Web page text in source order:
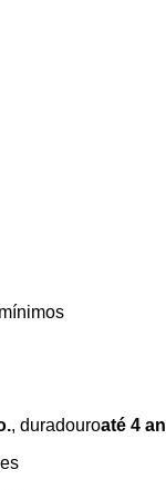
, duradouroaté 4